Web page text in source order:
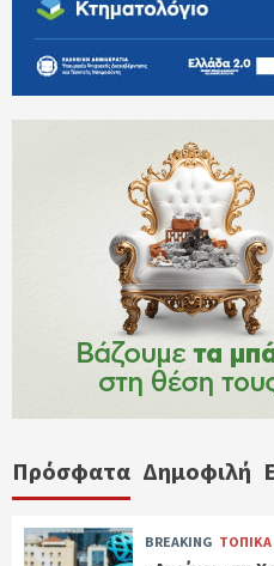
Πρόσφατα Δημοφιλή
BREAKING ΤΟΠΙΚΑ